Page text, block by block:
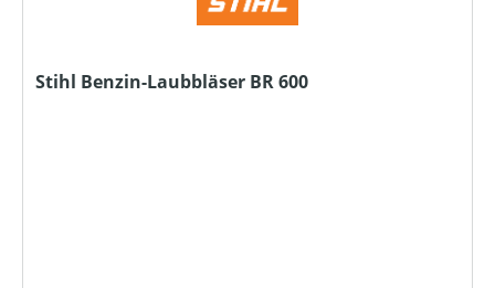
Stihl Benzin-Laubbläser BR 600